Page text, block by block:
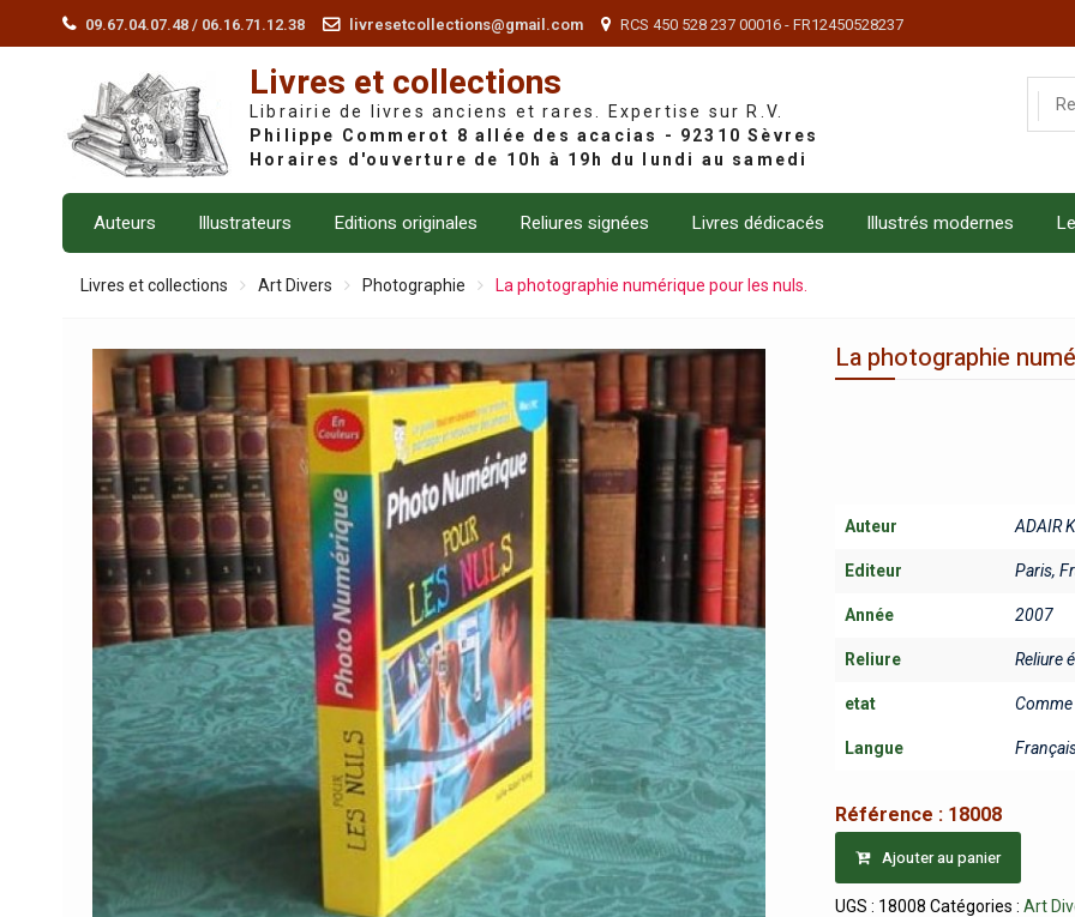
09.67.04.07.48 / 06.16.71.12.38 livresetcollections@gmail.com RCS 450 528 237 00016 - FR12450528237
Livres et collections
Librairie de livres anciens et rares. Expertise sur R.V.
Auteurs Illustrateurs Editions originales Reliures signées Livres dédicacés Illustrés modernes
Livres et collections Art Divers Photographie La photographie numérique pour les nuls.
La photographie
Auteur ADAIR
Editeur Paris,
Année 2007
Reliure Reliure
etat
Langue
Référence : 18008
Ajouter au panier
UGS : 18008 Catégories :Art